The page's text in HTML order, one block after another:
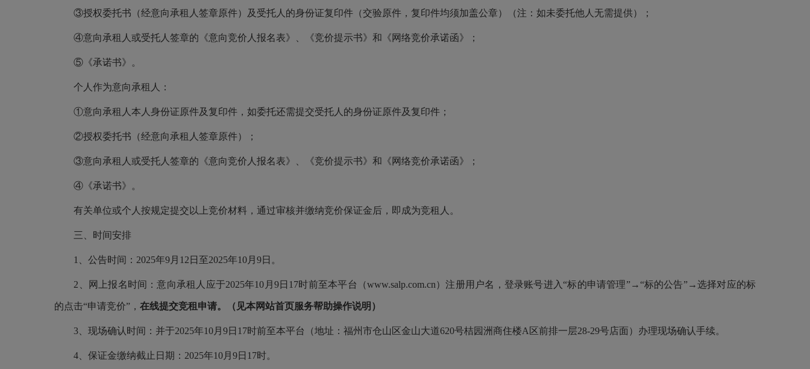
③授权委托书（经意向承租人签章原件）及受托人的身份证复印件（交验原件，复印件均须加盖公章）（注：如未委托他人无需提供）；
④意向承租人或受托人签章的《意向竞价人报名表》、《竞价提示书》和《网络竞价承诺函》；
⑤《承诺书》。
个人作为意向承租人：
①意向承租人本人身份证原件及复印件，如委托还需提交受托人的身份证原件及复印件；
②授权委托书（经意向承租人签章原件）；
③意向承租人或受托人签章的《意向竞价人报名表》、《竞价提示书》和《网络竞价承诺函》；
④《承诺书》。
有关单位或个人按规定提交以上竞价材料，通过审核并缴纳竞价保证金后，即成为竞租人。
三、时间安排
1、公告时间：2025年9月12日至2025年10月9日。
2、网上报名时间：意向承租人应于2025年10月9日17时前至本平台（www.salp.com.cn）注册用户名，登录账号进入“标的申请管理”→“标的公告”→选择对应的标
的点击“申请竞价”， 在线提交竞租申请。（见本网站首页服务帮助操作说明）
3、现场确认时间：并于2025年10月9日17时前至本平台（地址：福州市仓山区金山大道620号桔园洲商住楼A区前排一层28-29号店面）办理现场确认手续。
4、保证金缴纳截止日期：2025年10月9日17时。